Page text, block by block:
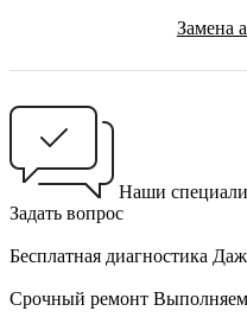
Замена
Наши
Задать вопрос
Бесплатная диагностика
Срочный ремонт Выполняем